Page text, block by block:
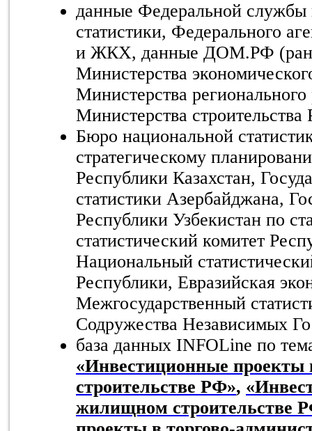
данные Федеральной службы
статистики, Федерального
и ЖКХ, данные ДОМ.РФ
Министерства
Министерства
Министерства
Бюро национальной
стратегическому
Республики Казахстан,
статистики Азербайджана,
Республики Узбекистан по
статистический комитет
Национальный
Республики, Евразийская
Межгосударственный
Содружества Независимых
база данных INFOLine по
«Инвестиционные
строительстве РФ»,
жилищном строительстве